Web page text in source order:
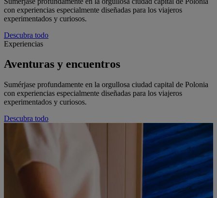
con experiencias especialmente diseñadas para los viajeros
experimentados y curiosos.
Descubra todo
Experiencias
Aventuras y encuentros
Sumérjase profundamente en la orgullosa ciudad capital de Polonia
con experiencias especialmente diseñadas para los viajeros
experimentados y curiosos.
Descubra todo